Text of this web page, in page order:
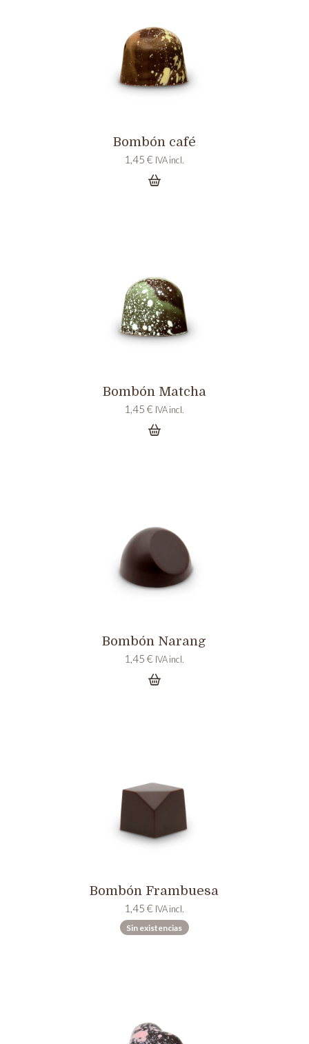
Bombón café
1,45€ IVA incl.
Bombón Matcha
1,45€ IVA incl.
Bombón Narang
1,45€ IVA incl.
Bombón Frambuesa
1,45€ IVA incl.
Sin existencias